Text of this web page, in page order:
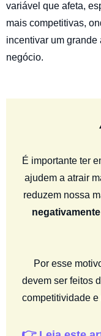
variável que afeta,
mais competitivas,
incentivar um
negócio.
É importante ter
ajudem a atrair
reduzem nossa
Por esse
devem ser feitos
competitividade